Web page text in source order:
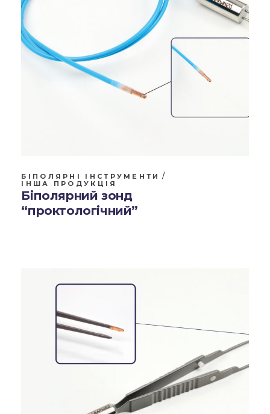
БІПОЛЯРНІ ІНСТРУМЕНТИ
ІНША ПРОДУКЦІЯ
Біполярний зонд
“проктологічний”